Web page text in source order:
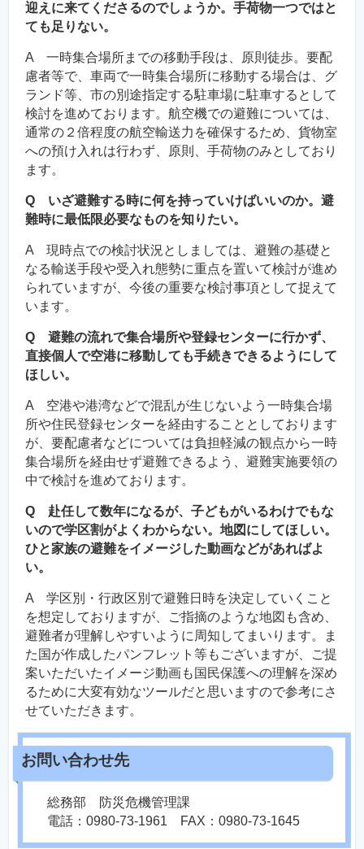
迎えに来てくださるのでしょうか。手荷物一つではと
ても足りない。
A 一時集合場所までの移動手段は、原則徒歩。要配
慮者等で、車両で一時集合場所に移動する場合は、グ
ランド等、市の別途指定する駐車場に駐車するとして
検討を進めております。航空機での避難については、
通常の２倍程度の航空輸送力を確保するため、貨物室
への預け入れは行わず、原則、手荷物のみとしており
ます。
Q いざ避難する時に何を持っていけばいいのか。避
難時に最低限必要なものを知りたい。
A 現時点での検討状況としましては、避難の基礎と
なる輸送手段や受入れ態勢に重点を置いて検討が進め
られていますが、今後の重要な検討事項として捉えて
います。
Q 避難の流れで集合場所や登録センターに行かず、
直接個人で空港に移動しても手続きできるようにして
ほしい。
A 空港や港湾などで混乱が生じないよう一時集合場
所や住民登録センターを経由することとしております
が、要配慮者などについては負担軽減の観点から一時
集合場所を経由せず避難できるよう、避難実施要領の
中で検討を進めております。
Q 赴任して数年になるが、子どもがいるわけでもな
いので学区割がよくわからない。地図にしてほしい。
ひと家族の避難をイメージした動画などがあればよ
い。
A 学区別・行政区別で避難日時を決定していくこと
を想定しておりますが、ご指摘のような地図も含め、
避難者が理解しやすいように周知してまいります。ま
た国が作成したパンフレット等もございますが、ご提
案いただいたイメージ動画も国民保護への理解を深め
るために大変有効なツールだと思いますので参考にさ
せていただきます。
総務部 防災危機管理課
電話：0980-73-1961 FAX：0980-73-1645